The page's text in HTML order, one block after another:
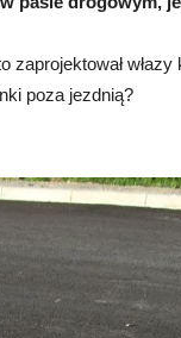
poza jezdnią?